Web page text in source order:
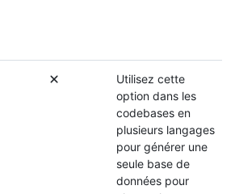
Utilisez cette
option dans les
codebases en
plusieurs langages
pour générer une
seule base de
données pour